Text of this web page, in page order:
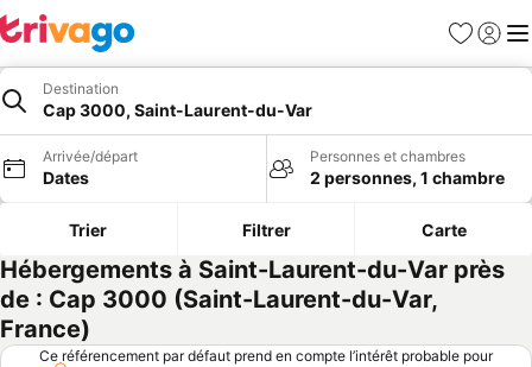
Favoris
Se
Destination
Cap 3000, Saint-Laurent-du-Var
Arrivée/départ
Dates
Personnes et chambres
2 personnes, 1 chambre
Trier Filtrer Carte
Hébergements à Saint-Laurent-du-Var près
de : Cap 3000 (Saint-Laurent-du-Var,
France)
Ce référencement par défaut prend en compte l’intérêt probable pour